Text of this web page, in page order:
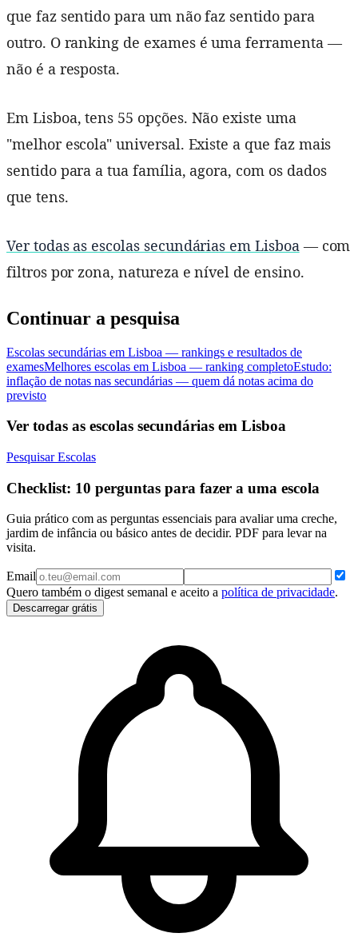
que faz sentido para um não faz sentido para
outro. O ranking de exames é uma ferramenta —
não é a resposta.
Em Lisboa, tens 55 opções. Não existe uma
"melhor escola" universal. Existe a que faz mais
sentido para a tua família, agora, com os dados
que tens.
Ver todas as escolas secundárias em Lisboa — com
filtros por zona, natureza e nível de ensino.
Continuar a pesquisa
Escolas secundárias em Lisboa — rankings e resultados de
examesMelhores escolas em Lisboa — ranking completoEstudo:
inflação de notas nas secundárias — quem dá notas acima do
previsto
Ver todas as escolas secundárias em Lisboa
Pesquisar Escolas
Checklist: 10 perguntas para fazer a uma escola
Guia prático com as perguntas essenciais para avaliar uma creche,
jardim de infância ou básico antes de decidir. PDF para levar na
visita.
Email
Quero também o digest semanal e aceito a política de privacidade.
Descarregar grátis